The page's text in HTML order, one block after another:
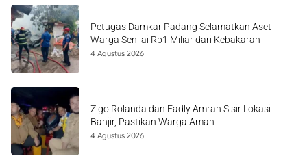
Petugas Damkar Padang Selamatkan Aset
Warga Senilai Rp1 Miliar dari Kebakaran
4 Agustus 2026
Zigo Rolanda dan Fadly Amran Sisir Lokasi
Banjir, Pastikan Warga Aman
4 Agustus 2026